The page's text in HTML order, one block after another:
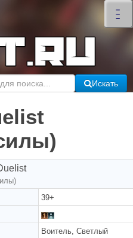
–
–
–
×
Искать
39+
Воитель, Светлый